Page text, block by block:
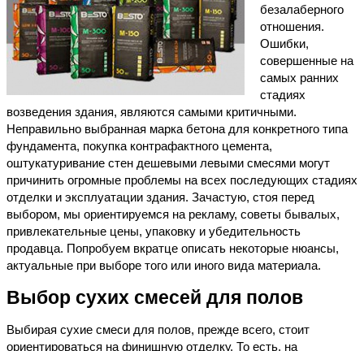
безалаберного
отношения.
Ошибки,
совершенные на
самых ранних
стадиях
возведения здания, являются самыми критичными.
Неправильно выбранная марка бетона для конкретного типа
фундамента, покупка контрафактного цемента,
оштукатуривание стен дешевыми левыми смесями могут
причинить огромные проблемы на всех последующих стадиях
отделки и эксплуатации здания. Зачастую, стоя перед
выбором, мы ориентируемся на рекламу, советы бывалых,
привлекательные цены, упаковку и убедительность
продавца. Попробуем вкратце описать некоторые нюансы,
актуальные при выборе того или иного вида материала.
Выбор сухих смесей для полов
Выбирая сухие смеси для полов, прежде всего, стоит
ориентироваться на финишную отделку. То есть, на